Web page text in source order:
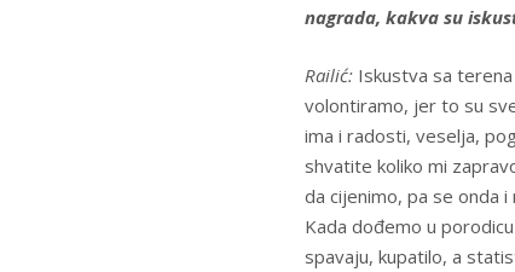
nagrada, kakva su
Railić: Iskustva sa
volontiramo, jer to su
ima i radosti, veselja,
shvatite koliko mi
da cijenimo, pa se onda
Kada dođemo u
spavaju, kupatilo, a